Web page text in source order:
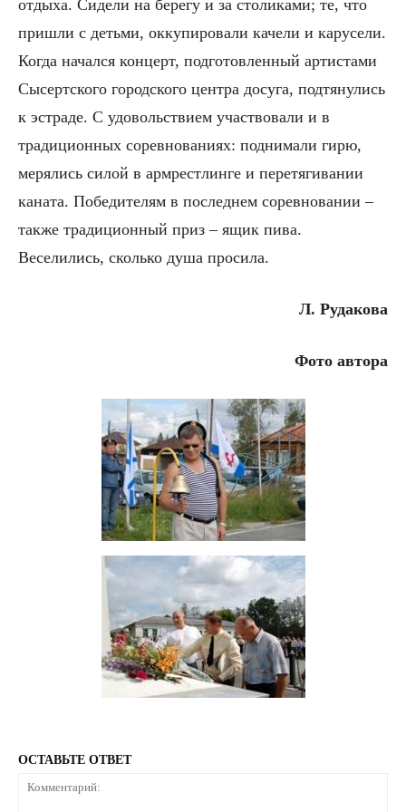
отдыха. Сидели на берегу и за столиками; те, что
пришли с детьми, оккупировали качели и карусели.
Когда начался концерт, подготовленный артистами
Сысертского городского центра досуга, подтянулись
к эстраде. С удовольствием участвовали и в
традиционных соревнованиях: поднимали гирю,
мерялись силой в армрестлинге и перетягивании
каната. Победителям в последнем соревновании –
также традиционный приз – ящик пива.
Веселились, сколько душа просила.
Л. Рудакова
Фото автора
ОСТАВЬТЕ ОТВЕТ